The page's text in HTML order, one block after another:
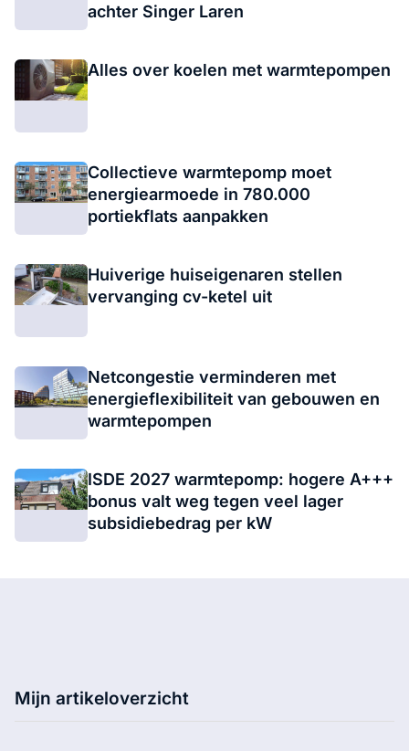
achter Singer Laren
Alles over koelen met warmtepompen
Collectieve warmtepomp moet
energiearmoede in 780.000
portiekflats aanpakken
Huiverige huiseigenaren stellen
vervanging cv-ketel uit
Netcongestie verminderen met
energieflexibiliteit van gebouwen en
warmtepompen
ISDE 2027 warmtepomp: hogere A+++
bonus valt weg tegen veel lager
subsidiebedrag per kW
Mijn artikeloverzicht